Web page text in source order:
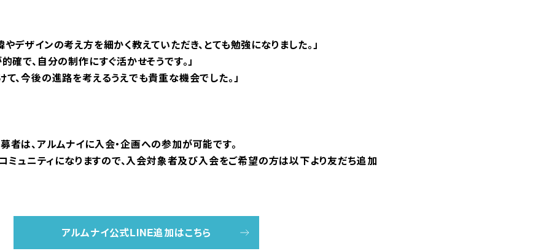
デザインの考え方を細かく教えていただき、とても勉強になりました。」
確で、自分の制作にすぐ活かせそうです。」
、今後の進路を考えるうえでも貴重な機会でした。」
者は、アルムナイに入会・企画への参加が可能です。
ミュニティになりますので、入会対象者及び入会をご希望の方は以下より友だち追加
アルムナイ公式LINE追加はこちら